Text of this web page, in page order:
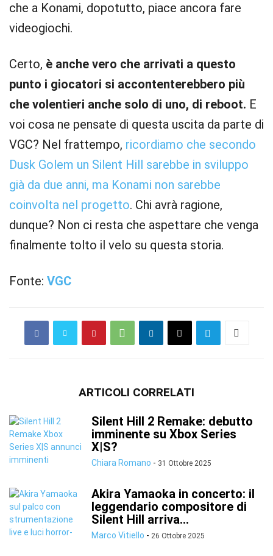
che a Konami, dopotutto, piace ancora fare
videogiochi.
Certo, è anche vero che arrivati a questo
punto i giocatori si accontenterebbero più
che volentieri anche solo di uno, di reboot. E
voi cosa ne pensate di questa uscita da parte di
VGC? Nel frattempo, ricordiamo che secondo
Dusk Golem un Silent Hill sarebbe in sviluppo
già da due anni, ma Konami non sarebbe
coinvolta nel progetto. Chi avrà ragione,
dunque? Non ci resta che aspettare che venga
finalmente tolto il velo su questa storia.
Fonte: VGC
ARTICOLI CORRELATI
Silent Hill 2 Remake: debutto
imminente su Xbox Series
X|S?
Chiara Romano - 31 Ottobre 2025
Akira Yamaoka in concerto: il
leggendario compositore di
Silent Hill arriva...
Marco Vitiello - 26 Ottobre 2025